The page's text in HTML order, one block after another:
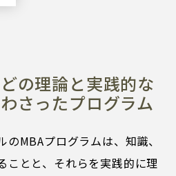
の理論と実践的な
さったプログラム
MBAプログラムは、知識、
ことと、それらを実践的に理